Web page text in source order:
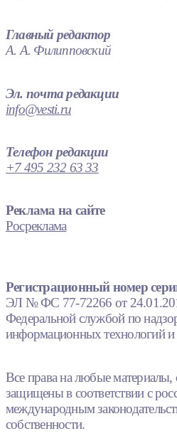
Главный редактор
А. А. Филипповский
Эл. почта редакции
info@vesti.ru
Телефон редакции
+7 495 232 63 33
Реклама на сайте
Росреклама
Регистрационный номер
ЭЛ № ФС 77-72266 от
Федеральной службой по
информационных технологий
Все права на любые материалы,
защищены в соответствии с
международным
собственности.